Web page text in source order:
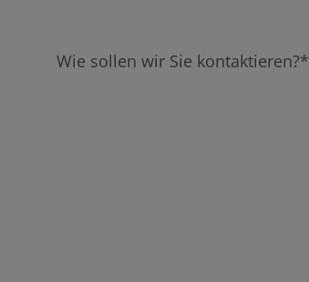
Wie sollen wir Sie kontaktieren?*